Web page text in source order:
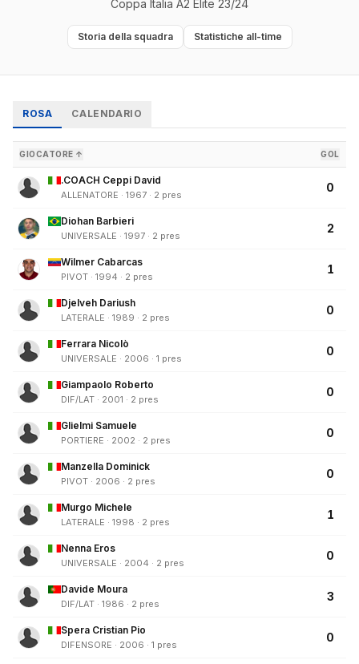
Coppa Italia A2 Elite 23/24
Storia della squadra Statistiche all-time
ROSA CALENDARIO
GIOCATORE ↑ GOL
.COACH Ceppi David
ALLENATORE · 1967 · 2 pres
0
Diohan Barbieri
UNIVERSALE · 1997 · 2 pres
2
Wilmer Cabarcas
PIVOT · 1994 · 2 pres
1
Djelveh Dariush
LATERALE · 1989 · 2 pres
0
Ferrara Nicolò
UNIVERSALE · 2006 · 1 pres
0
Giampaolo Roberto
DIF/LAT · 2001 · 2 pres
0
Glielmi Samuele
PORTIERE · 2002 · 2 pres
0
Manzella Dominick
PIVOT · 2006 · 2 pres
0
Murgo Michele
LATERALE · 1998 · 2 pres
1
Nenna Eros
UNIVERSALE · 2004 · 2 pres
0
Davide Moura
DIF/LAT · 1986 · 2 pres
3
Spera Cristian Pio
DIFENSORE · 2006 · 1 pres
0